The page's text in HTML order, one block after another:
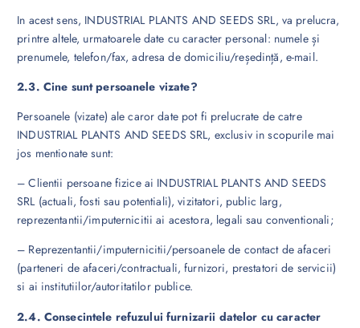
In acest sens, INDUSTRIAL PLANTS AND SEEDS SRL, va prelucra,
printre altele, urmatoarele date cu caracter personal: numele și
prenumele, telefon/fax, adresa de domiciliu/reședință, e-mail.
2.3. Cine sunt persoanele vizate?
Persoanele (vizate) ale caror date pot fi prelucrate de catre
INDUSTRIAL PLANTS AND SEEDS SRL, exclusiv in scopurile mai
jos mentionate sunt:
– Clientii persoane fizice ai INDUSTRIAL PLANTS AND SEEDS
SRL (actuali, fosti sau potentiali), vizitatori, public larg,
reprezentantii/imputernicitii ai acestora, legali sau conventionali;
– Reprezentantii/imputernicitii/persoanele de contact de afaceri
(parteneri de afaceri/contractuali, furnizori, prestatori de servicii)
si ai institutiilor/autoritatilor publice.
2.4. Consecintele refuzului furnizarii datelor cu caracter